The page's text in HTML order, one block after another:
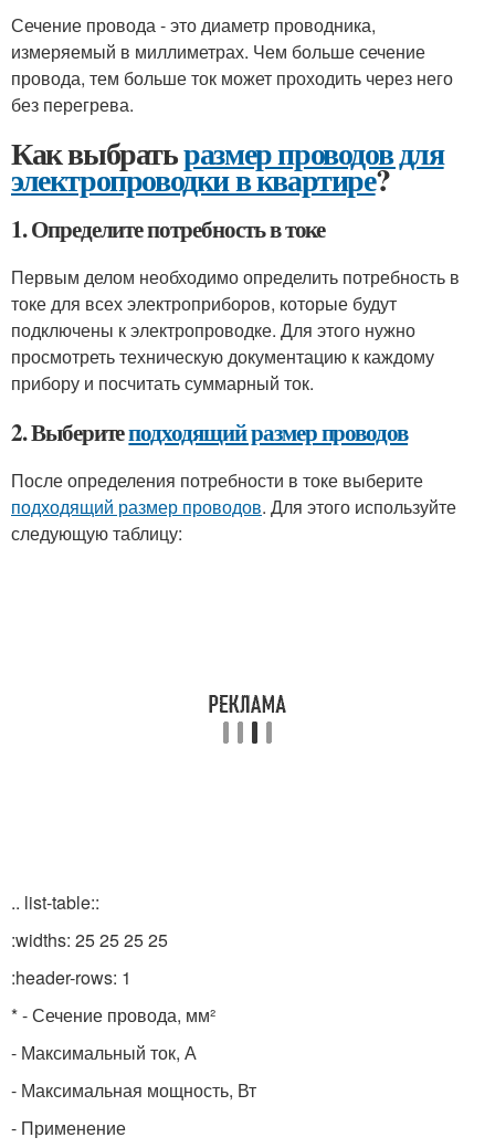
Сечение провода - это диаметр проводника,
измеряемый в миллиметрах. Чем больше сечение
провода, тем больше ток может проходить через него
без перегрева.
Как выбратьразмер проводов для
электропроводки в квартире?
1. Определите потребность в токе
Первым делом необходимо определить потребность в
токе для всех электроприборов, которые будут
подключены к электропроводке. Для этого нужно
просмотреть техническую документацию к каждому
прибору и посчитать суммарный ток.
2. Выберитеподходящий размер проводов
После определения потребности в токе выберите
подходящий размер проводов. Для этого используйте
следующую таблицу:
.. list-table::
:widths: 25 25 25 25
:header-rows: 1
* - Сечение провода, мм²
- Максимальный ток, А
- Максимальная мощность, Вт
- Применение